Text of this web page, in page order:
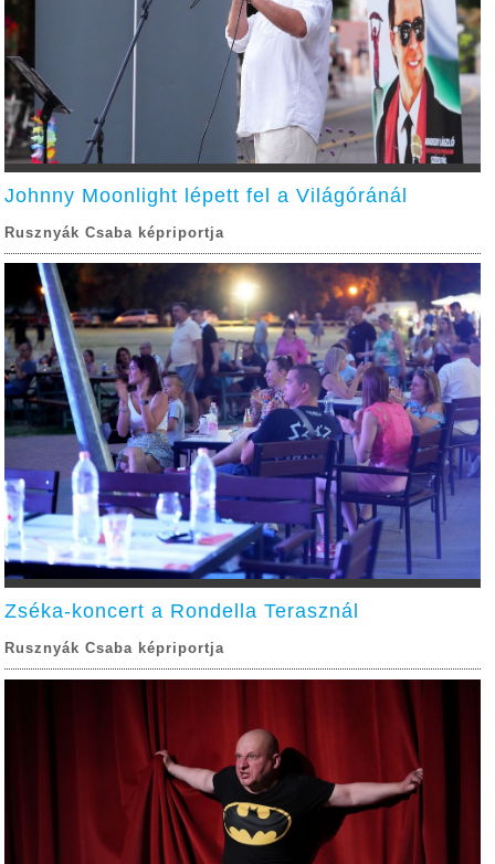
Johnny Moonlight lépett fel a Világóránál
Rusznyák Csaba képriportja
Zséka-koncert a Rondella Terasznál
Rusznyák Csaba képriportja